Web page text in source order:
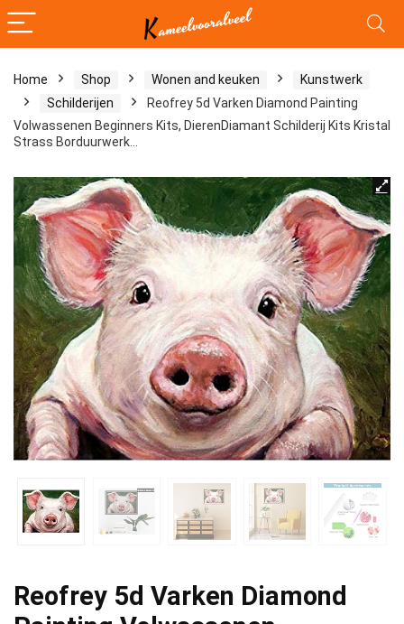
Home Shop Wonen and keuken
Kunstwerk
Schilderijen
Reofrey 5d Varken Diamond Painting
Volwassenen Beginners Kits, DierenDiamant Schilderij Kits Kristal
Strass Borduurwerk…
Reofrey 5d Varken Diamond